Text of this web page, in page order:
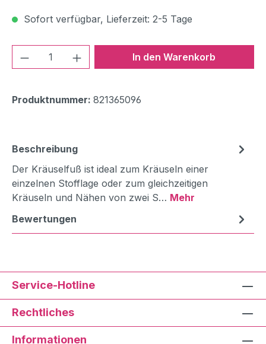
Sofort verfügbar, Lieferzeit: 2-5 Tage
Produkt Anzahl: Gib denIn den Warenkorb
Produktnummer: 821365096
Beschreibung
Der Kräuselfuß ist ideal zum Kräuseln einer
einzelnen Stofflage oder zum gleichzeitigen
Kräuseln und Nähen von zwei S… Mehr
Bewertungen
Service-Hotline
Rechtliches
Informationen